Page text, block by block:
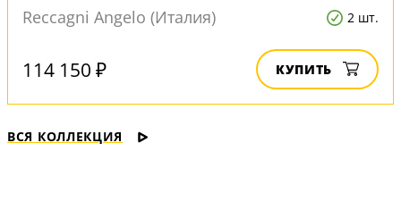
Reccagni Angelo (Италия) 2 шт.
114 150 ₽ КУПИТЬ
ВСЯ КОЛЛЕКЦИЯ